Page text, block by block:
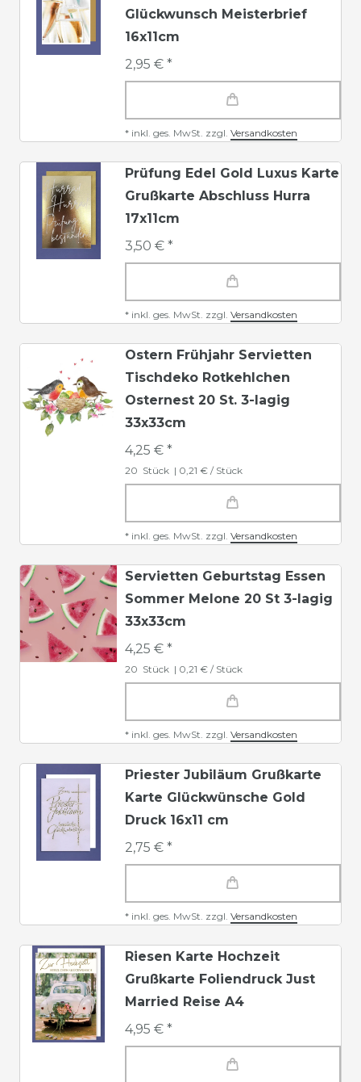
Glückwunsch Meisterbrief
16x11cm
2,95 € *
* inkl. ges. MwSt. zzgl. Versandkosten
Prüfung Edel Gold Luxus Karte
Grußkarte Abschluss Hurra
17x11cm
3,50 € *
* inkl. ges. MwSt. zzgl. Versandkosten
Ostern Frühjahr Servietten
Tischdeko Rotkehlchen
Osternest 20 St. 3-lagig
33x33cm
4,25 € *
20 Stück | 0,21 € / Stück
* inkl. ges. MwSt. zzgl. Versandkosten
Servietten Geburtstag Essen
Sommer Melone 20 St 3-lagig
33x33cm
4,25 € *
20 Stück | 0,21 € / Stück
* inkl. ges. MwSt. zzgl. Versandkosten
Priester Jubiläum Grußkarte
Karte Glückwünsche Gold
Druck 16x11 cm
2,75 € *
* inkl. ges. MwSt. zzgl. Versandkosten
Riesen Karte Hochzeit
Grußkarte Foliendruck Just
Married Reise A4
4,95 € *